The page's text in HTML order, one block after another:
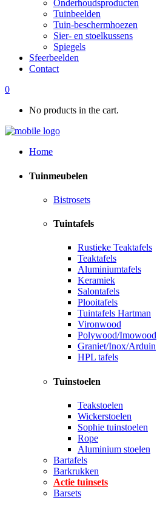
Onderhoudsproducten
Tuinbeelden
Tuin-beschermhoezen
Sier- en stoelkussens
Spiegels
Sfeerbeelden
Contact
0
No products in the cart.
Home
Tuinmeubelen
Bistrosets
Tuintafels
Rustieke Teaktafels
Teaktafels
Aluminiumtafels
Keramiek
Salontafels
Plooitafels
Tuintafels Hartman
Vironwood
Polywood/Imowood
Graniet/Inox/Arduin
HPL tafels
Tuinstoelen
Teakstoelen
Wickerstoelen
Sophie tuinstoelen
Rope
Aluminium stoelen
Bartafels
Barkrukken
Actie tuinsets
Barsets